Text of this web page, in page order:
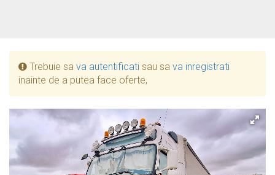
Trebuie sa va autentificati sau sa va inregistrati
inainte de a putea face oferte,